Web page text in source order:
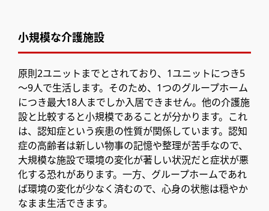
小規模な介護施設
原則2ユニットまでとされており、1ユニットにつき5
～9人で生活します。そのため、1つのグループホーム
につき最大18人までしか入居できません。他の介護施
設と比較すると小規模であることが分かります。これ
は、認知症という疾患の性質が関係しています。認知
症の高齢者は新しい物事の記憶や整理が苦手なので、
大規模な施設で環境の変化が著しい状況だと症状が悪
化する恐れがあります。一方、グループホームであれ
ば環境の変化が少なく済むので、心身の状態は穏やか
なまま生活できます。